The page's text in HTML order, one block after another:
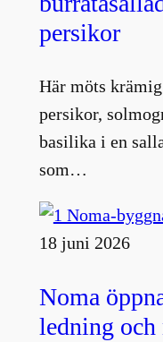
persikor
Här möts
persikor,
basilika i en
som…
18 juni 2026
Noma
ledning